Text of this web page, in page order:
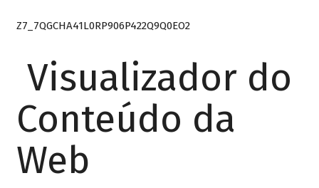
Z7_7QGCHA41L0RP906P422Q9Q0EO2
Visualizador do
Conteúdo da
Web